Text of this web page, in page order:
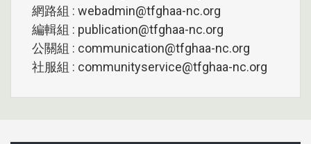
網路組 : webadmin@tfghaa-nc.org
編輯組 : publication@tfghaa-nc.org
公關組 : communication@tfghaa-nc.org
社服組 : communityservice@tfghaa-nc.org